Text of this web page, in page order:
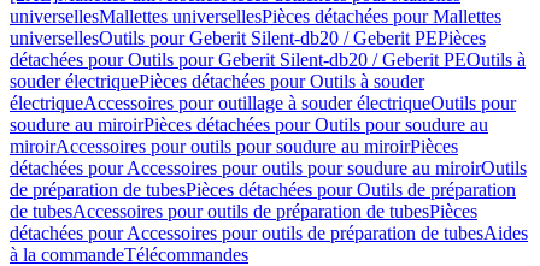
universellesMallettes universellesPièces détachées pour Mallettes
universellesOutils pour Geberit Silent-db20 / Geberit PEPièces
détachées pour Outils pour Geberit Silent-db20 / Geberit PEOutils à
souder électriquePièces détachées pour Outils à souder
électriqueAccessoires pour outillage à souder électriqueOutils pour
soudure au miroirPièces détachées pour Outils pour soudure au
miroirAccessoires pour outils pour soudure au miroirPièces
détachées pour Accessoires pour outils pour soudure au miroirOutils
de préparation de tubesPièces détachées pour Outils de préparation
de tubesAccessoires pour outils de préparation de tubesPièces
détachées pour Accessoires pour outils de préparation de tubesAides
à la commandeTélécommandes